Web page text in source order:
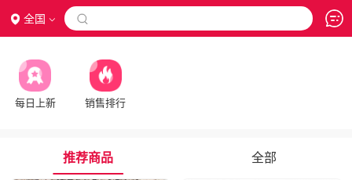
全国 
每日上新 销售排行
推荐商品 全部